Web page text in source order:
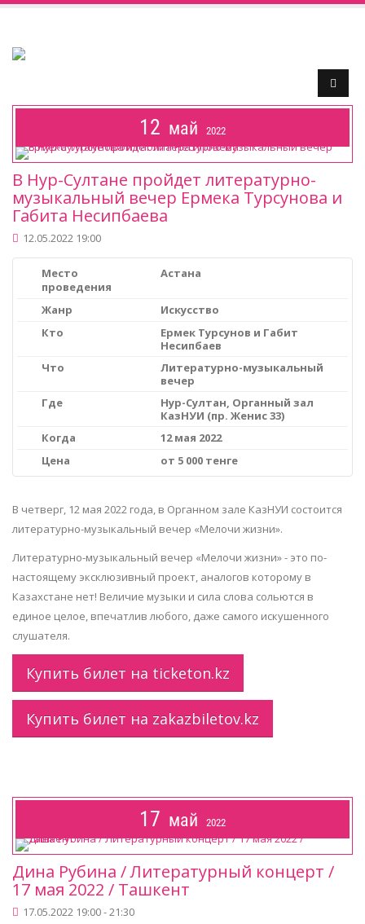
12 май 2022
В Нур-Султане пройдет литературно-
музыкальный вечер Ермека Турсунова и
Габита Несипбаева
12.05.2022 19:00
Место
проведения
Астана
Жанр
Искусство
Кто
Ермек Турсунов и Габит
Несипбаев
Что
Литературно-музыкальный
вечер
Где
Нур-Султан, Органный зал
КазНУИ (пр. Женис 33)
Когда
12 мая 2022
Цена
от 5 000 тенге
В четверг, 12 мая 2022 года, в Органном зале КазНУИ состоится
литературно-музыкальный вечер «Мелочи жизни».
Литературно-музыкальный вечер «Мелочи жизни» - это по-
настоящему эксклюзивный проект, аналогов которому в
Казахстане нет! Величие музыки и сила слова сольются в
единое целое, впечатлив любого, даже самого искушенного
слушателя.
Купить билет на ticketon.kz
Купить билет на zakazbiletov.kz
17 май 2022
Дина Рубина / Литературный концерт /
17 мая 2022 / Ташкент
17.05.2022 19:00 - 21:30